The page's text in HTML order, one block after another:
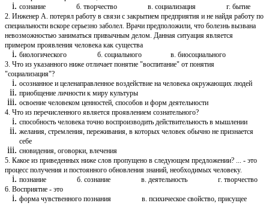
сознание б. творчество в. социализация г. бытие
2. Инженер А. потерял работу в связи с закрытием предприятия и не найдя работу по
специальности вскоре серьезно заболел. Врачи предположили, что болезнь вызвана
невозможностью заниматься привычным делом. Данная ситуация является
примером проявления человека как существа
биологического б. социального в. биосоциального
3. Что из указанного ниже отличает понятие "воспитание" от понятия
"социализация"?
осознанное и целенаправленное воздействие на человека окружающих людей
приобщение личности к миру культуры
освоение человеком ценностей, способов и форм деятельности
4. Что из перечисленного является проявлением сознательного?
способность человека точно воспроизводить действительность в мышлении
желания, стремления, переживания, в которых человек обычно не признается
себе
сновидения, оговорки, влечения
5. Какое из приведенных ниже слов пропущено в следующем предложении? ... - это
процесс получения и постоянного обновления знаний, необходимых человеку.
познание б. сознание в. деятельность г. творчество
6. Восприятие - это
форма чувственного познания в. психическое свойство, присущее